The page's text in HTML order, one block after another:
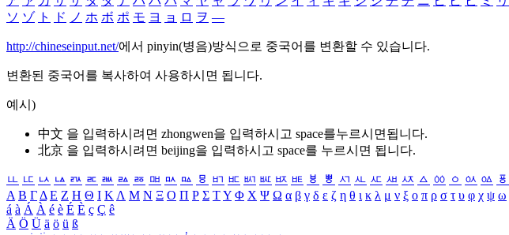
ソ ゾ ト ド ノ ホ ボ ポ モ ヨ ョ ロ ヲ ―
http://chineseinput.net/에서 pinyin(병음)방식으로 중국어를 변환할 수 있습니다.
변환된 중국어를 복사하여 사용하시면 됩니다.
예시)
中文 을 입력하시려면 zhongwen을 입력하시고 space를누르시면됩니다.
北京 을 입력하시려면 beijing을 입력하시고 space를 누르시면 됩니다.
ㅥ ㅦ ㅧ ㅨ ㅩ ㅪ ㅫ ㅬ ㅭ ㅮ ㅯ ㅰ ㅱ ㅲ ㅳ ㅴ ㅵ ㅶ ㅷ ㅸ ㅹ ㅺ ㅻ ㅼ ㅽ ㅾ ㅿ ㆀ ㆁ ㆂ ㆃ ㆄ
Α Β ΓΔ Ε Ζ Η Θ Ι ΚΛ Μ Ν Ξ Ο Π Ρ Σ ΤΥ Φ Χ Ψ Ω α β γ δ ε ζ η θ ι κ λ μ ν ξ ο π ρ σ τ υ φ χ ψ ω
á à Á À é è É È ç Ç ê
Ä Ö Ü ä ö ü ß